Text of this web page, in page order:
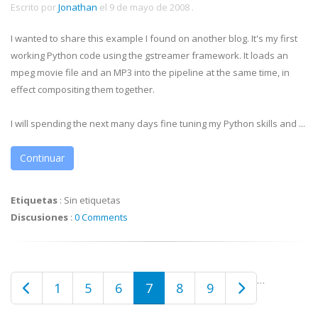
Escrito porJonathan el 9 de mayo de 2008 .
I wanted to share this example I found on another blog. It's my first
working Python code using the gstreamer framework. It loads an
mpeg movie file and an MP3 into the pipeline at the same time, in
effect compositing them together.
I will spending the next many days fine tuning my Python skills and ...
Continuar
Etiquetas : Sin etiquetas
Discusiones : 0 Comments
1 …
5 6 7 8 9